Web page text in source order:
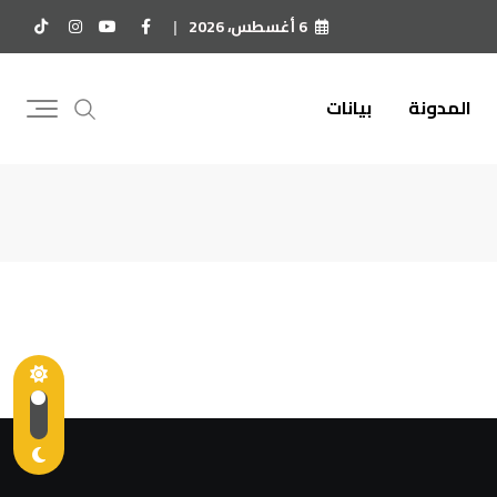
6 أغسطس، 2026
المدونة بيانات